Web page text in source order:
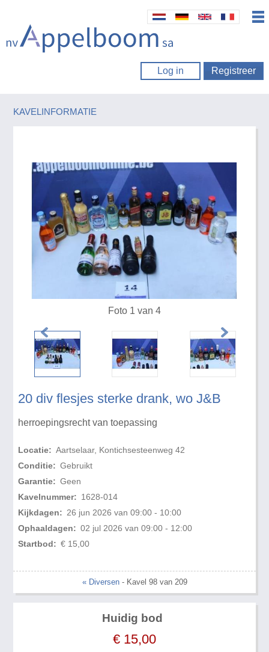
Log in Registreer
KAVELINFORMATIE
20 div flesjes sterke drank, wo J&B
herroepingsrecht van toepassing
Locatie: Aartselaar, Kontichsesteenweg 42
Conditie: Gebruikt
Garantie: Geen
Kavelnummer: 1628-014
Kijkdagen: 26 jun 2026 van 09:00 - 10:00
Ophaaldagen: 02 jul 2026 van 09:00 - 12:00
Startbod: € 15,00
Foto 1 van 4
« Diversen- Kavel 98 van 209
Huidig bod
€ 15,00